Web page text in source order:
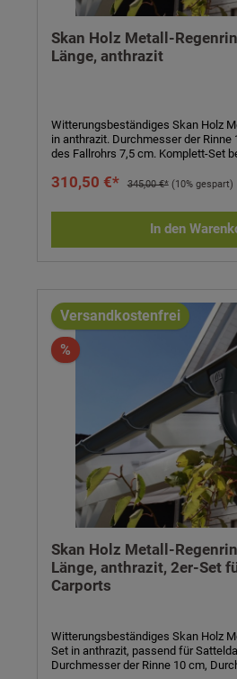
Skan Holz Metall-
Länge, anthrazit
Witterungsbeständiges Skan Holz
in anthrazit. Durchmesser der
des Fallrohrs 7,5 cm. Komplett-Set
Verbindungselementen,
Einfaches Stecken und
Verkleben der Rinnenendstücke und
alterungsbeständig, farbbeständig-
Fallrohr, Ablaufrohrbogen,
Rohrschellen, Regenrinnenhaltern,
Abdichten und Aufbauanleitung
310,50 €* 345,00 €* (10% gespart)
In den
Versandkostenfrei
%
Skan Holz Metall-
Länge, anthrazit, 2er-Set
Carports
Witterungsbeständiges Skan Holz
Set in anthrazit, passend für
Durchmesser der Rinne 10 cm,